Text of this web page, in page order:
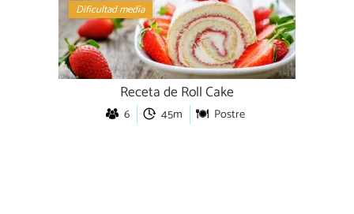
Dificultad media
Receta de Roll Cake
6 45m Postre